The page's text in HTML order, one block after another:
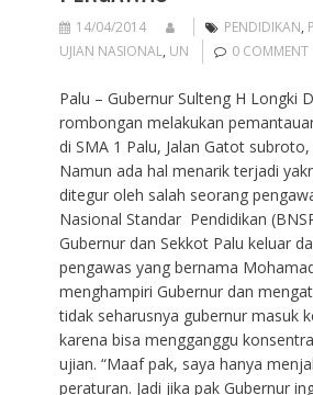
14/04/2014 PENDIDIKAN,
UJIAN NASIONAL, UN 0 COMMENT
Palu – Gubernur Sulteng H Longki
rombongan melakukan
di SMA 1 Palu, Jalan Gatot subroto,
Namun ada hal menarik terjadi
ditegur oleh salah seorang
Nasional Standar Pendidikan
Gubernur dan Sekkot Palu keluar
pengawas yang bernama
menghampiri Gubernur dan
tidak seharusnya gubernur masuk
karena bisa mengganggu
ujian. “Maaf pak, saya hanya
peraturan. Jadi jika pak Gubernur